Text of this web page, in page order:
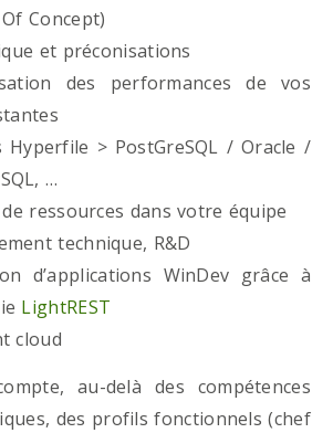
Concept)
et préconisations
des performances de vos
> PostGreSQL / Oracle /
…
ressources dans votre équipe
technique, R&D
WinDev grâce à
LightREST
cloud
au-delà des compétences
des profils fonctionnels (chef